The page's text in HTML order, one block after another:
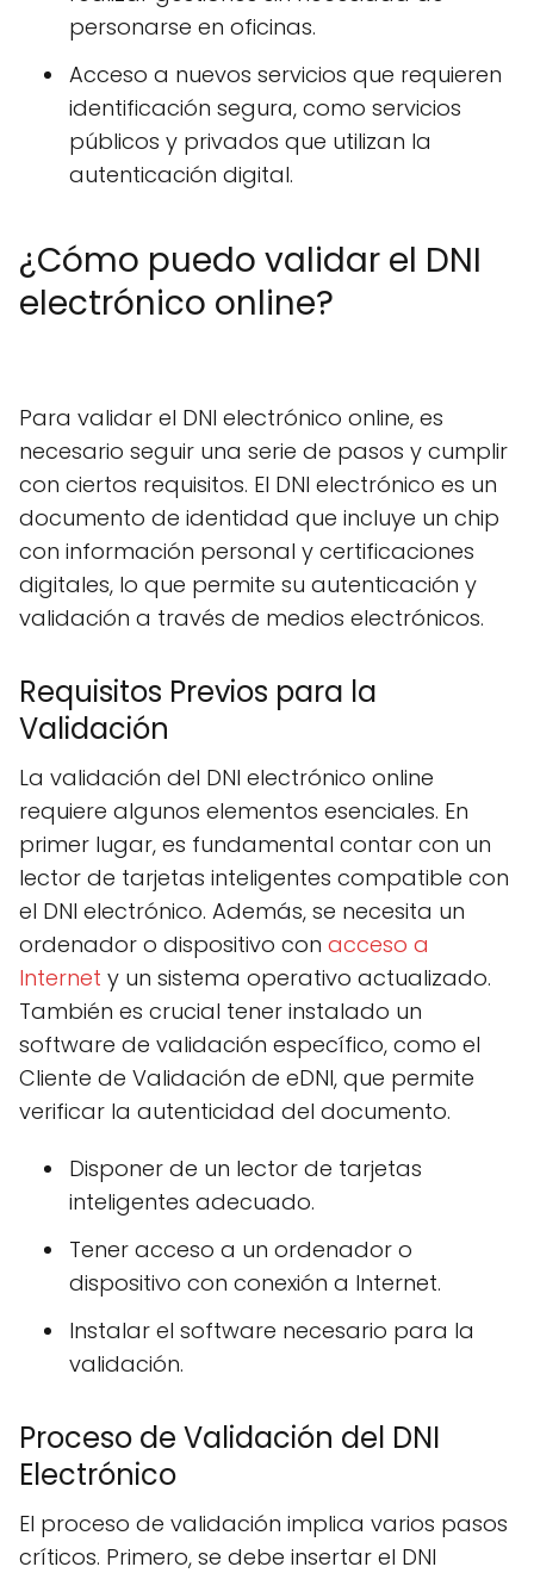
personarse en oficinas.
Acceso a nuevos servicios que requieren
identificación segura, como servicios
públicos y privados que utilizan la
autenticación digital.
¿Cómo puedo validar el DNI
electrónico online?
Para validar el DNI electrónico online, es
necesario seguir una serie de pasos y cumplir
con ciertos requisitos. El DNI electrónico es un
documento de identidad que incluye un chip
con información personal y certificaciones
digitales, lo que permite su autenticación y
validación a través de medios electrónicos.
Requisitos Previos para la
Validación
La validación del DNI electrónico online
requiere algunos elementos esenciales. En
primer lugar, es fundamental contar con un
lector de tarjetas inteligentes compatible con
el DNI electrónico. Además, se necesita un
ordenador o dispositivo con acceso a
Internet y un sistema operativo actualizado.
También es crucial tener instalado un
software de validación específico, como el
Cliente de Validación de eDNI, que permite
verificar la autenticidad del documento.
Disponer de un lector de tarjetas
inteligentes adecuado.
Tener acceso a un ordenador o
dispositivo con conexión a Internet.
Instalar el software necesario para la
validación.
Proceso de Validación del DNI
Electrónico
El proceso de validación implica varios pasos
críticos. Primero, se debe insertar el DNI